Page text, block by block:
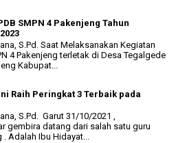
SMPN 4 Pakenjeng Tahun
S.Pd. Saat Melaksanakan Kegiatan
4 Pakenjeng terletak di Desa Tegalgede
Kabupat...
Raih Peringkat 3 Terbaik pada
S.Pd. Garut 31/10/2021 ,
gembira datang dari salah satu guru
. Adalah Ibu Hidayat...